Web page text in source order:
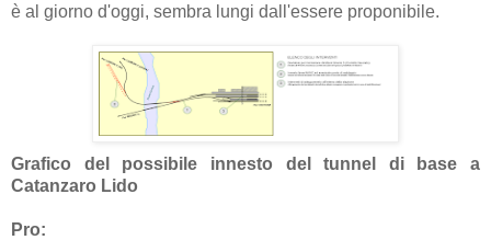
è al giorno d'oggi, sembra lungi dall'essere proponibile.
Grafico del possibile innesto del tunnel di base a
Catanzaro Lido
Pro: